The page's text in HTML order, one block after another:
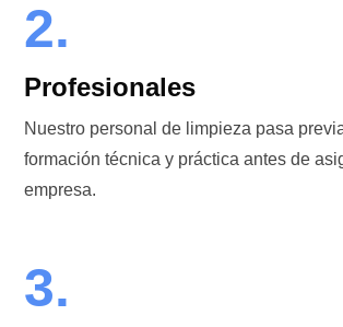
2.
Profesionales
Nuestro personal de limpieza pasa
formación técnica y práctica antes de
empresa.
3.